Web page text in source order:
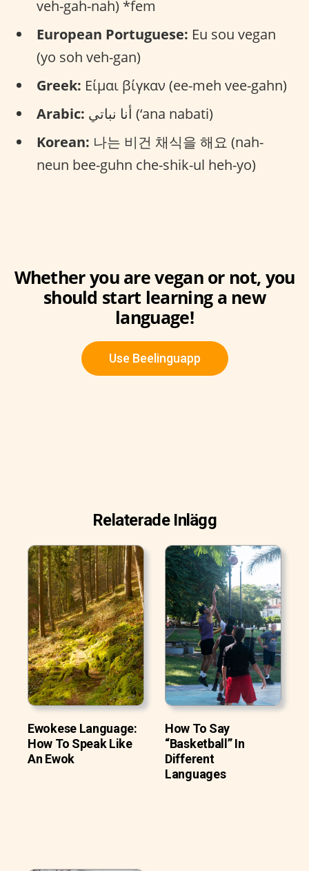
veh-gah-nah) *fem
European Portuguese: Eu sou vegan
(yo soh veh-gan)
Greek: Είμαι βίγκαν (ee-meh vee-gahn)
Arabic:
أنا نباتي (‘ana nabati)
Korean: 나는 비건 채식을 해요 (nah-
neun bee-guhn che-shik-ul heh-yo)
Whether you are vegan or not, you
should start learning a new
language!
Use Beelinguapp
Relaterade Inlägg
Ewokese Language:
How To Speak Like
An Ewok
How To Say
“Basketball” In
Different
Languages